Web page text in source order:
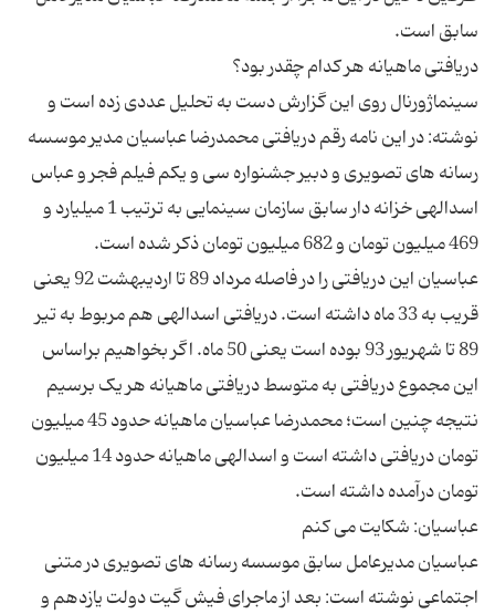
سینماژورنال روی این گزارش دست به تحلیل عددی زده است و
نوشته: در این نامه رقم دریافتی محمدرضا عباسیان مدیر موسسه
رسانه های تصویری و دبیر جشنواره سی و یکم فیلم فجر و عباس
اسدالهی خزانه دار سابق سازمان سینمایی به ترتیب 1 میلیارد و
عباسیان این دریافتی را در فاصله مرداد 89 تا اردیبهشت 92 یعنی
قریب به 33 ماه داشته است. دریافتی اسدالهی هم مربوط به تیر
89 تا شهریور 93 بوده است یعنی 50 ماه. اگر بخواهیم براساس
این مجموع دریافتی به متوسط دریافتی ماهیانه هر یک برسیم
نتیجه چنین است؛ محمدرضا عباسیان ماهیانه حدود 45 میلیون
تومان دریافتی داشته است و اسدالهی ماهیانه حدود 14 میلیون
عباسیان مدیرعامل سابق موسسه رسانه های تصویری در متنی
اجتماعی نوشته است: بعد از ماجرای فیش گیت دولت یازدهم و